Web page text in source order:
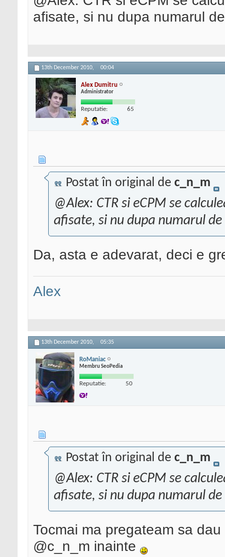
afisate, si nu dupa numarul
13th December 2010, 00:04
Alex Dumitru
Administrator
Reputatie: 65
Postat în original de c_n_m
@Alex: CTR si eCPM se
afisate, si nu dupa numarul
Da, asta e adevarat, deci e
Alex
13th December 2010, 05:35
RoManiac
Membru SeoPedia
Reputatie: 50
Postat în original de c_n_m
@Alex: CTR si eCPM se
afisate, si nu dupa numarul
Tocmai ma pregateam sa
@c_n_m inainte